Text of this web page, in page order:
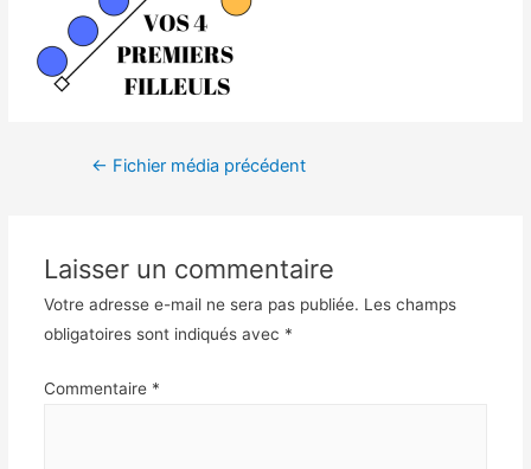
← Fichier média précédent
Laisser un commentaire
Votre adresse e-mail ne sera pas publiée. Les champs
obligatoires sont indiqués avec *
Commentaire *